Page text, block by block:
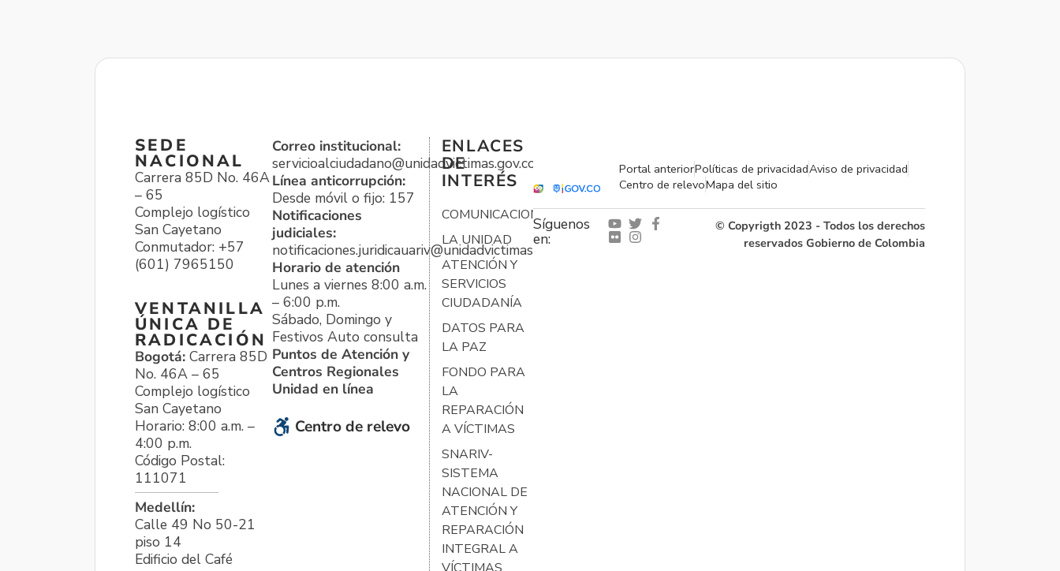
SEDE
NACIONAL
Carrera 85D No. 46A
– 65
Complejo logístico
San Cayetano
Conmutador: +57
(601) 7965150
VENTANILLA
ÚNICA DE
RADICACIÓN
Bogotá: Carrera 85D
No. 46A – 65
Complejo logístico
San Cayetano
Horario: 8:00 a.m. –
4:00 p.m.
Código Postal:
111071
Medellín:
Calle 49 No 50-21
piso 14
Edificio del Café
Correo institucional:
servicioalciudadano@unidadvictimas.gov.co
Línea anticorrupción:
Desde móvil o fijo: 157
Notificaciones
judiciales:
notificaciones.juridicauariv@unidadvictimas.gov.co
Horario de atención
Lunes a viernes 8:00 a.m.
– 6:00 p.m.
Sábado, Domingo y
Festivos Auto consulta
Puntos de Atención y
Centros Regionales
Unidad en línea
Centro de relevo
ENLACES
DE
INTERÉS
COMUNICACIONES
LA UNIDAD
ATENCIÓN Y
SERVICIOS
CIUDADANÍA
DATOS PARA
LA PAZ
FONDO PARA
LA
REPARACIÓN
A VÍCTIMAS
SNARIV-
SISTEMA
NACIONAL DE
ATENCIÓN Y
REPARACIÓN
INTEGRAL A
VÍCTIMAS
Portal anteriorPolíticas de privacidadAviso de privacidad
Centro de relevoMapa del sitio
Síguenos
en:
© Copyrigth 2023 - Todos los derechos
reservados Gobierno de Colombia